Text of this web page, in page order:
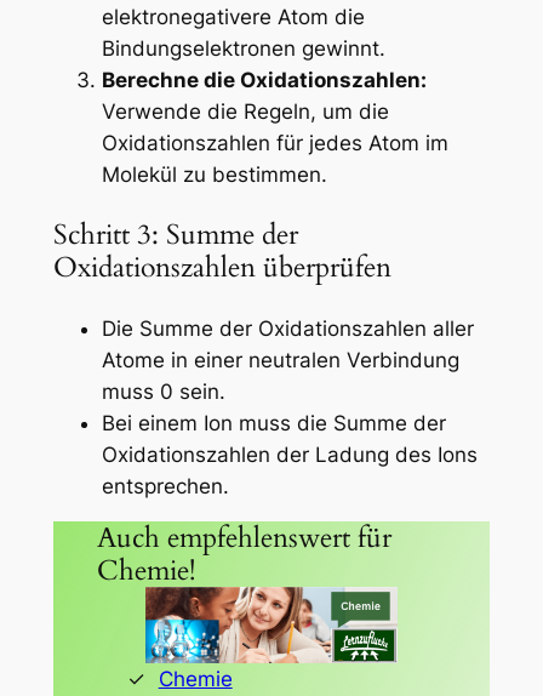
elektronegativere Atom die
Bindungselektronen gewinnt.
Berechne die Oxidationszahlen:
Verwende die Regeln, um die
Oxidationszahlen für jedes Atom im
Molekül zu bestimmen.
Schritt 3: Summe der
Oxidationszahlen überprüfen
Die Summe der Oxidationszahlen aller
Atome in einer neutralen Verbindung
muss 0 sein.
Bei einem Ion muss die Summe der
Oxidationszahlen der Ladung des Ions
entsprechen.
Auch empfehlenswert für
Chemie!
Chemie